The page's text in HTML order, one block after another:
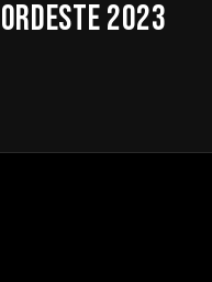
2023